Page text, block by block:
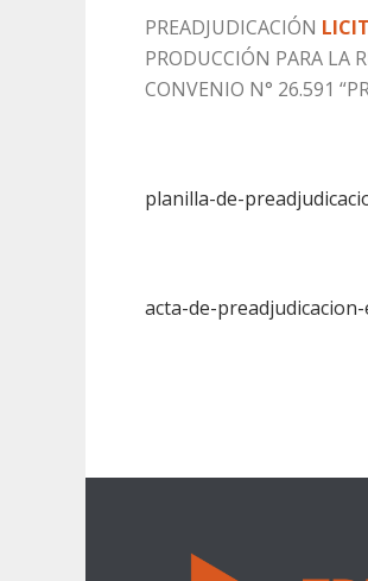
PREADJUDICACIÓN
PRODUCCIÓN PARA LA
CONVENIO N° 26.591
planilla-de-
acta-de-